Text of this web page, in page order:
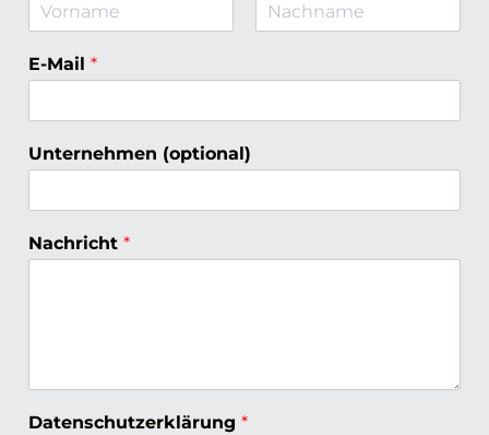
o
r
m
e
a
E-Mail *
Unternehmen (optional)
Nachricht *
Datenschutzerklärung *